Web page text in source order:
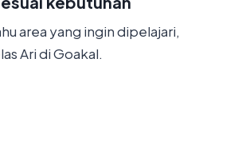
area yang ingin dipelajari,
Ari di Goakal.